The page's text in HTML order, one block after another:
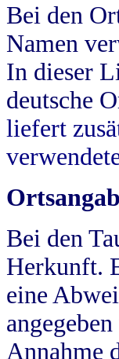
Bei den
Namen
In dieser
deutsche
liefert
Bei den
Herkunft.
eine
Annahme